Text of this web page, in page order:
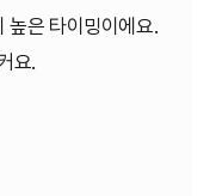
높은 타이밍이에요.
요.